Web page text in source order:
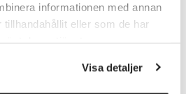
informationen med annan
eller som de har
Visa detaljer
i varukorg